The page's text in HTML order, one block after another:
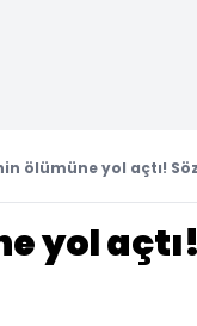
ölümüne yol açtı!
yol